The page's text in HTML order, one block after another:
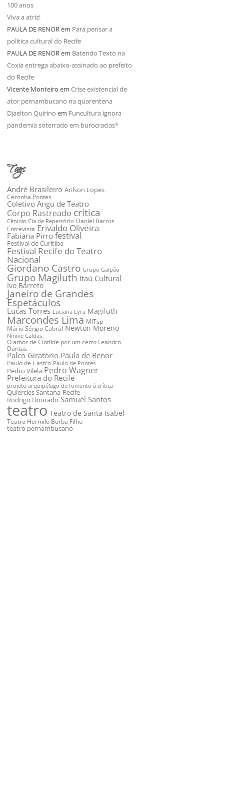
100 anos
Viva a atriz!
PAULA DE RENORem Para pensar a
política cultural do Recife
PAULA DE RENORem Batendo Texto na
Coxia entrega abaixo-assinado ao prefeito
do Recife
Vicente Monteiro em Crise existencial de
ator pernambucano na quarentena
Djaelton Quirino em Funcultura ignora
pandemia soterrado em burocracias*
Tags
André Brasileiro Arilson Lopes
Ceronha Pontes
Coletivo Angu de Teatro
Corpo Rastreado crítica
Cênicas Cia de Repertório Daniel Barros
Entrevista Erivaldo Oliveira
Fabiana Pirro festival
Festival de Curitiba
Festival Recife do Teatro
Nacional
Giordano Castro Grupo Galpão
Grupo Magiluth Itaú Cultural
Ivo Barreto
Janeiro de Grandes
Espetáculos
Lucas Torres Luciana Lyra Magiluth
Marcondes Lima MITsp
Mário Sérgio Cabral Newton Moreno
Nínive Caldas
O amor de Clotilde por um certo Leandro
Dantas
Palco Giratório Paula de Renor
Paulo de Castro Paulo de Pontes
Pedro Vilela Pedro Wagner
Prefeitura do Recife
projeto arquipélago de fomento à crítica
Quiercles Santana Recife
Rodrigo Dourado Samuel Santos
teatro Teatro de Santa Isabel
Teatro Hermilo Borba Filho
teatro pernambucano